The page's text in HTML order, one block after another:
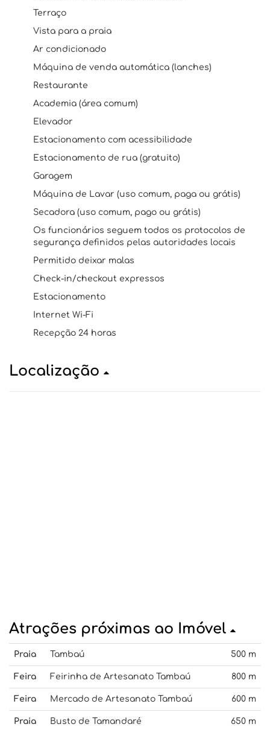
Terraço
Vista para a praia
Ar condicionado
Máquina de venda automática (lanches)
Restaurante
Academia (área comum)
Elevador
Estacionamento com acessibilidade
Estacionamento de rua (gratuito)
Garagem
Máquina de Lavar (uso comum, paga ou grátis)
Secadora (uso comum, pago ou grátis)
Os funcionários seguem todos os protocolos de
segurança definidos pelas autoridades locais
Permitido deixar malas
Check-in/checkout expressos
Estacionamento
Internet Wi-Fi
Recepção 24 horas
Localização
Atrações próximas ao Imóvel
Praia Tambaú 500 m
Feira Feirinha de Artesanato Tambaú 800 m
Feira Mercado de Artesanato Tambaú 600 m
Praia Busto de Tamandaré 650 m